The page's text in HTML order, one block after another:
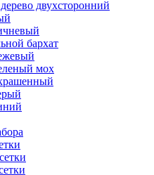
двухсторонний
бархат
мох